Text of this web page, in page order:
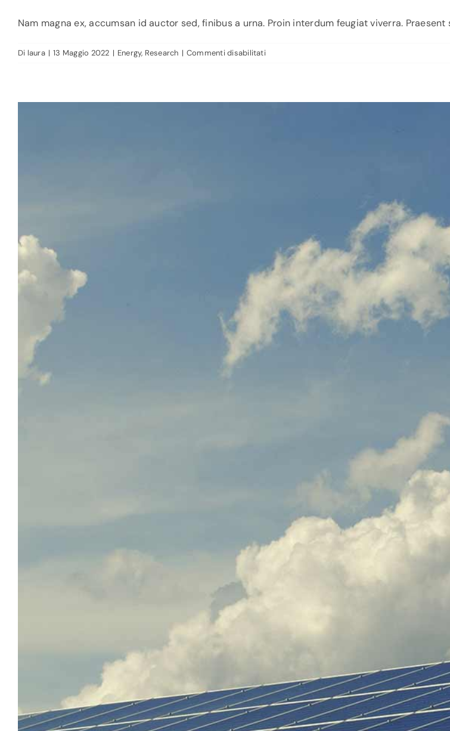
Nam magna ex, accumsan id auctor sed, finibus a urna. Proin interdum feugiat viverra.
Di laura | 13 Maggio 2022 | Energy, Research | Commenti disabilitatisu
Cons